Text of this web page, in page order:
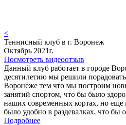
<
Теннисный клуб в г. Воронеж
Октябрь 2021г.
Посмотреть видеоотзыв
Данный клуб работает в городе
десятилетию мы решили
Воронеже тем что мы построим
занятий спортом, что бы было
наших современных кортах, но
было удобно в раздевалках, что
Подробнее